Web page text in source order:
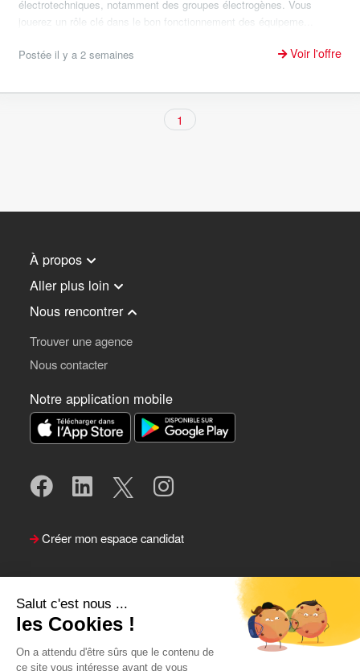
Salut c'est nous ...
les Cookies !
On a attendu d'être sûrs que le contenu de
ce site vous intéresse avant de vous
électrotechniques, notamment des groupes électrogènes. Vous
jouerez un rôle clé dans le bon fonctionnement des équipeme...
Postée il y a 2 semaines Voir l'offre
1
À propos
Aller plus loin
Nous rencontrer
Trouver une agence
Nous contacter
Notre application mobile
Créer mon espace candidat